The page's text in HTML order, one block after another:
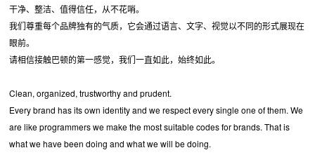
干净、整洁、值得信任，从不花哨。
我们尊重每个品牌独有的气质，它会通过语言、文字、视觉以不同的形式展现在
眼前。
请相信接触巴顿的第一感觉，我们一直如此，始终如此。
Clean, organized, trustworthy and prudent.
Every brand has its own identity and we respect every single one of them. We
are like programmers we make the most suitable codes for brands. That is
what we have been doing and what we will be doing.